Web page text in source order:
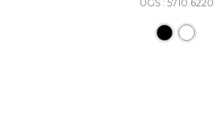
UGS : 5710.6220